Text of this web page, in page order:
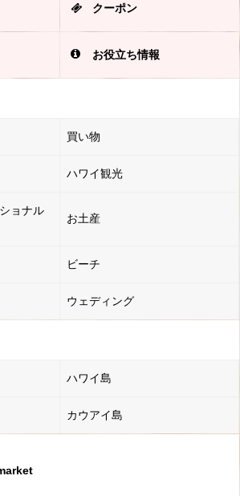
クーポン
お役立ち情報
買い物
ハワイ観光
ョナル
お土産
ビーチ
ウェディング
ハワイ島
カウアイ島